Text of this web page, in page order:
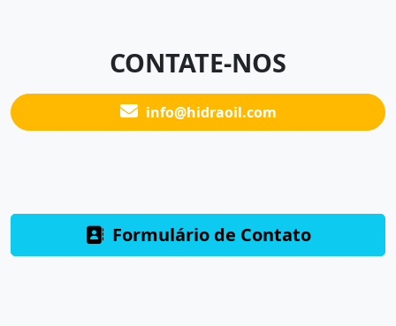
CONTATE-NOS
info@hidraoil.com
Formulário de Contato